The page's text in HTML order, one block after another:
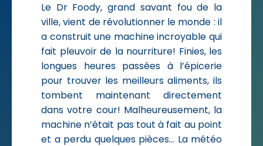
Le Dr Foody, grand savant fou de la
ville, vient de révolutionner le monde : il
a construit une machine incroyable qui
fait pleuvoir de la nourriture! Finies, les
longues heures passées à l’épicerie
pour trouver les meilleurs aliments, ils
tombent maintenant directement
dans votre cour! Malheureusement, la
machine n’était pas tout à fait au point
et a perdu quelques pièces… La météo